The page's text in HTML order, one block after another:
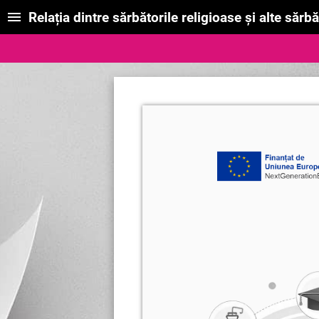
Relația dintre sărbătorile religioase şi alte